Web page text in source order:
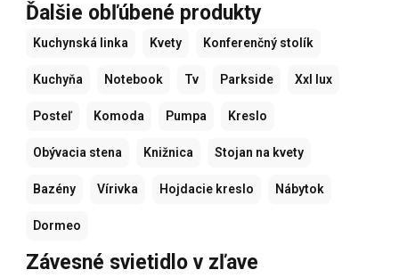
Ďalšie obľúbené produkty
Kuchynská linka Kvety Konferenčný stolík
Kuchyňa Notebook Tv Parkside Xxl lux
Posteľ Komoda Pumpa Kreslo
Obývacia stena Knižnica Stojan na kvety
Bazény Vírivka Hojdacie kreslo Nábytok
Dormeo
Závesné svietidlo v zľave